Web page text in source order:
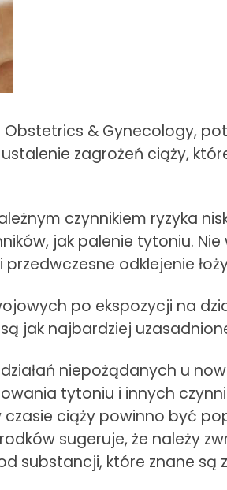
& Gynecology,
zagrożeń ciąży,
czynnikiem ryzyka
jak palenie tytoniu. Nie
odklejenie
po ekspozycji na
jak najbardziej
niepożądanych u
tytoniu i innych
ciąży powinno być
sugeruje, że należy
substancji, które znane są